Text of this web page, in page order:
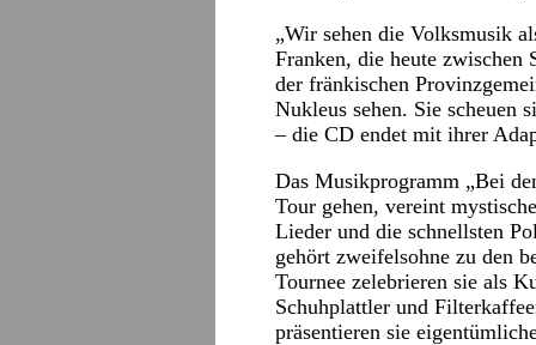
„Wir sehen die Volksmusik
Franken, die heute zwischen
der fränkischen
Nukleus sehen. Sie scheuen
– die CD endet mit ihrer
Das Musikprogramm „Bei
Tour gehen, vereint
Lieder und die schnellsten
gehört zweifelsohne zu den
Tournee zelebrieren sie als
Schuhplattler und
präsentieren sie